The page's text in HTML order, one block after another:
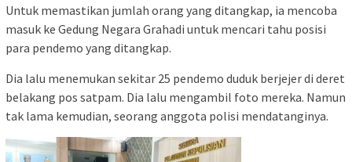
Untuk memastikan jumlah orang yang ditangkap, ia mencoba
masuk ke Gedung Negara Grahadi untuk mencari tahu posisi
para pendemo yang ditangkap.
Dia lalu menemukan sekitar 25 pendemo duduk berjejer di deret
belakang pos satpam. Dia lalu mengambil foto mereka. Namun
tak lama kemudian, seorang anggota polisi mendatanginya.